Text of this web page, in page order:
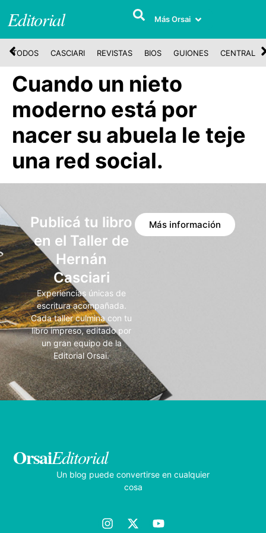
Editorial Más Orsai
TODOS CASCIARI REVISTAS BIOS GUIONES CENTRAL
Cuando un nieto
moderno está por
nacer su abuela le teje
una red social.
Publicá tu libro
en el Taller de
Hernán
Casciari
Experiencias únicas de
escritura acompañada.
Cada taller culmina con tu
libro impreso, editado por
un gran equipo de la
Editorial Orsai.
Más información
OrsaiEditorial
Un blog puede convertirse en cualquier
cosa